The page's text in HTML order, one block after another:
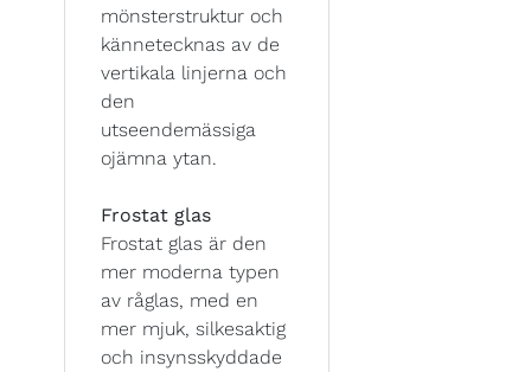
mönsterstruktur och
kännetecknas av de
vertikala linjerna och
den
utseendemässiga
ojämna ytan.
Frostat glas
Frostat glas är den
mer moderna typen
av råglas, med en
mer mjuk, silkesaktig
och insynsskyddade